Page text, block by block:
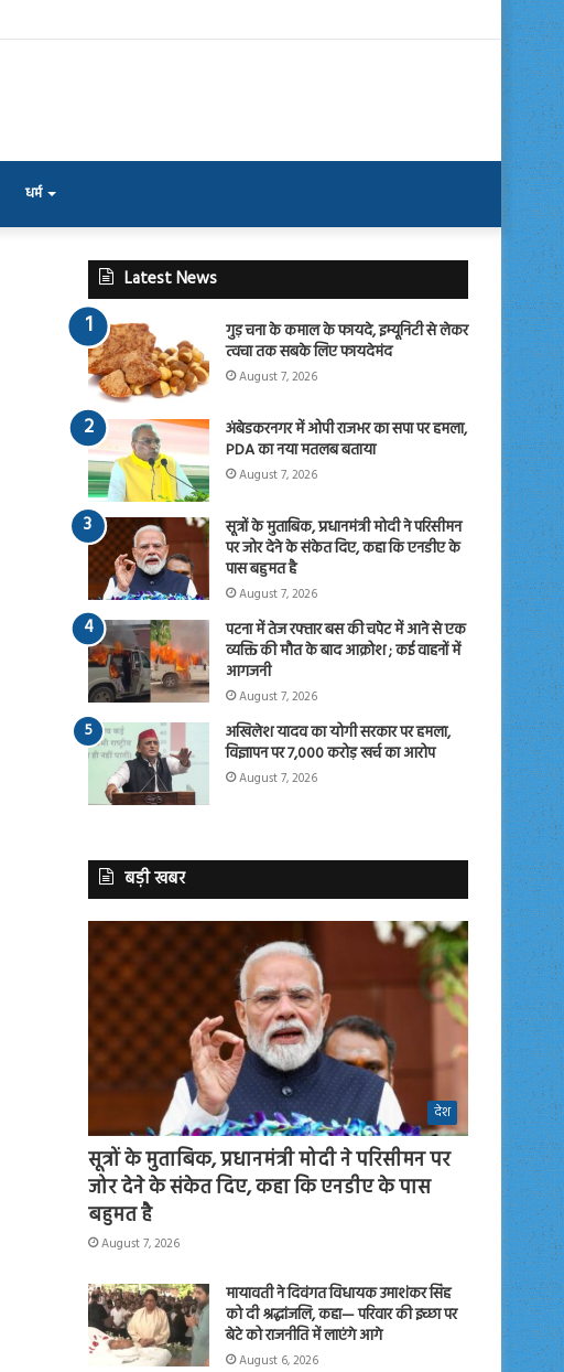
धर्म
Latest News
गुड़ चना के कमाल के फायदे, इम्यूनिटी से लेकर
त्वचा तक सबके लिए फायदेमंद
August 7, 2026
अंबेडकरनगर में ओपी राजभर का सपा पर हमला,
PDA का नया मतलब बताया
August 7, 2026
सूत्रों के मुताबिक, प्रधानमंत्री मोदी ने परिसीमन
पर जोर देने के संकेत दिए, कहा कि एनडीए के
पास बहुमत है
August 7, 2026
पटना में तेज रफ्तार बस की चपेट में आने से एक
व्यक्ति की मौत के बाद आक्रोश ; कई वाहनों में
आगजनी
August 7, 2026
अखिलेश यादव का योगी सरकार पर हमला,
विज्ञापन पर 7,000 करोड़ खर्च का आरोप
August 7, 2026
बड़ी खबर
देश
सूत्रों के मुताबिक, प्रधानमंत्री मोदी ने परिसीमन पर
जोर देने के संकेत दिए, कहा कि एनडीए के पास
बहुमत है
August 7, 2026
मायावती ने दिवंगत विधायक उमाशंकर सिंह
को दी श्रद्धांजलि, कहा— परिवार की इच्छा पर
बेटे को राजनीति में लाएंगे आगे
August 6, 2026